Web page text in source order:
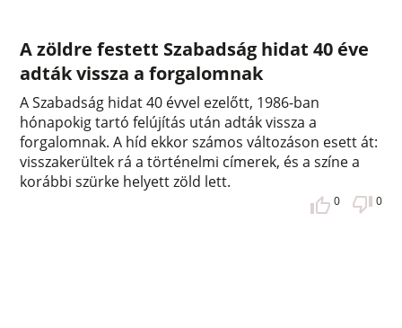
A zöldre festett Szabadság hidat 40 éve
adták vissza a forgalomnak
A Szabadság hidat 40 évvel ezelőtt, 1986-ban
hónapokig tartó felújítás után adták vissza a
forgalomnak. A híd ekkor számos változáson esett át:
visszakerültek rá a történelmi címerek, és a színe a
korábbi szürke helyett zöld lett.
0 0